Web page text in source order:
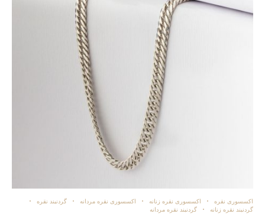
اکسسوری نقره اکسسوری نقره زنانه اکسسوری نقره مردانه
گردنبند نقره
گردنبند نقره زنانه
گردنبند نقره مردانه